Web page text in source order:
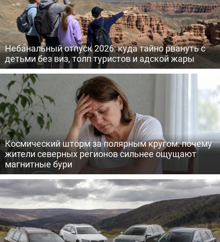
Небанальный отпуск 2026: куда тайно рвануть с
детьми без виз, толп туристов и адской жары
Космический шторм за полярным кругом: почему
жители северных регионов сильнее ощущают
магнитные бури